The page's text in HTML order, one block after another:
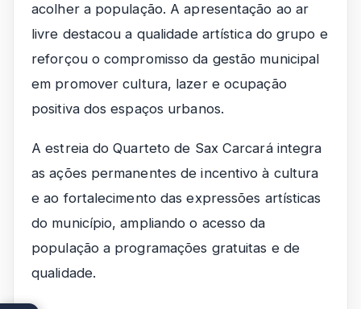
acolher a população. A apresentação ao ar
livre destacou a qualidade artística do grupo e
reforçou o compromisso da gestão municipal
em promover cultura, lazer e ocupação
positiva dos espaços urbanos.
A estreia do Quarteto de Sax Carcará integra
as ações permanentes de incentivo à cultura
e ao fortalecimento das expressões artísticas
do município, ampliando o acesso da
população a programações gratuitas e de
qualidade.